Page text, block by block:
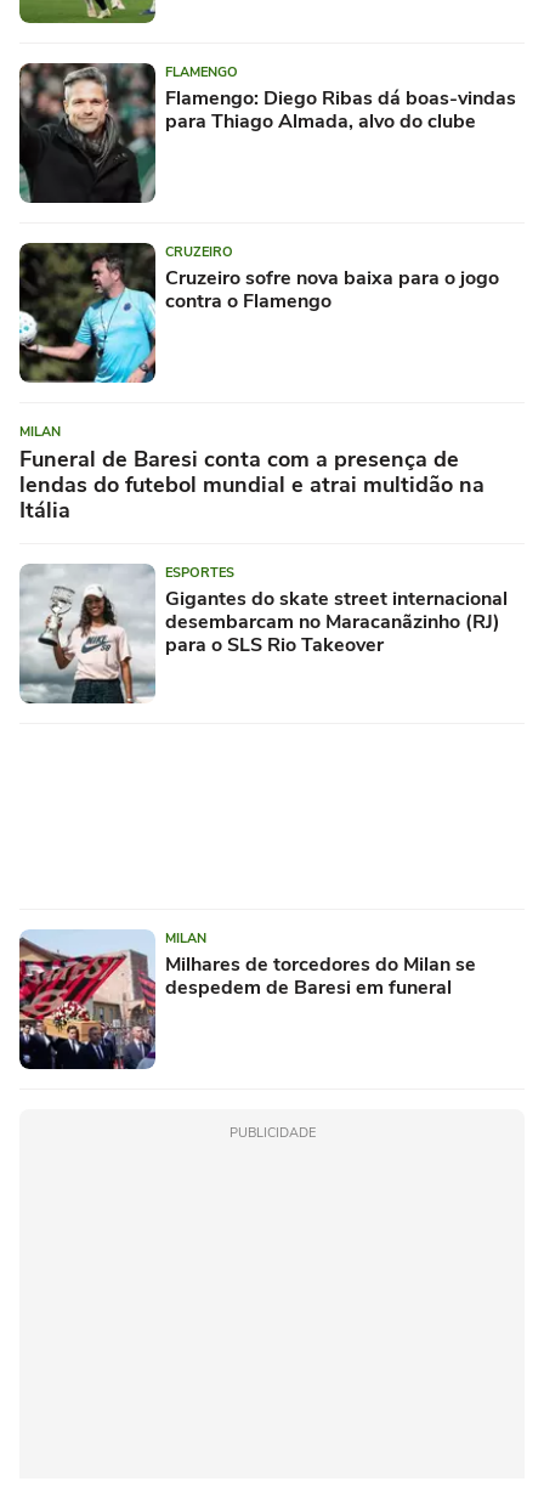
FLAMENGO
Flamengo: Diego Ribas dá boas-vindas
para Thiago Almada, alvo do clube
CRUZEIRO
Cruzeiro sofre nova baixa para o jogo
contra o Flamengo
MILAN
Funeral de Baresi conta com a presença de
lendas do futebol mundial e atrai multidão na
Itália
ESPORTES
Gigantes do skate street internacional
desembarcam no Maracanãzinho (RJ)
para o SLS Rio Takeover
MILAN
Milhares de torcedores do Milan se
despedem de Baresi em funeral
PUBLICIDADE